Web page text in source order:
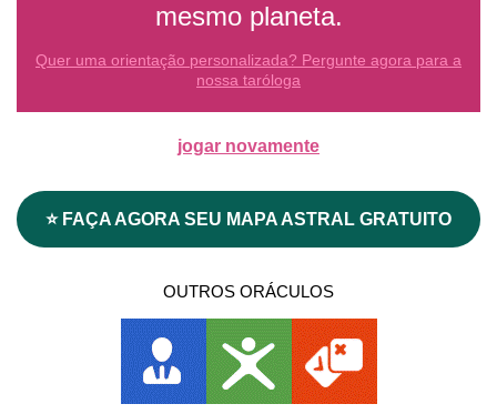
mesmo planeta.
Quer uma orientação personalizada? Pergunte agora para a
nossa taróloga
jogar novamente
⭐ FAÇA AGORA SEU MAPA ASTRAL GRATUITO
OUTROS ORÁCULOS